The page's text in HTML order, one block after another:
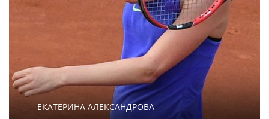
ЕКАТЕРИНА АЛЕКСАНДРОВА